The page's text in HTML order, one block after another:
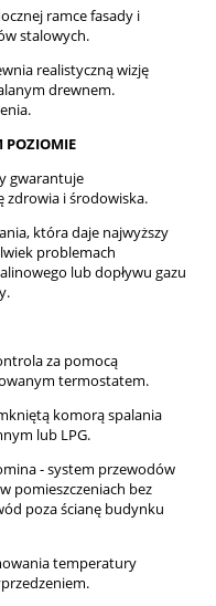
ramce fasady i
stalowych.
realistyczną wizję
drewnem.
POZIOMIE
gwarantuje
zdrowia i środowiska.
która daje najwyższy
problemach
lub dopływu gazu
za pomocą
termostatem.
komorą spalania
lub LPG.
- system przewodów
pomieszczeniach bez
poza ścianę budynku
temperatury